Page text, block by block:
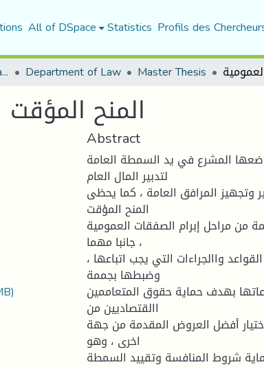
All of DSpace Statistics Profils des
Faculty of Law and Political Science Department of Law Master Thesis
المنح
Abstract
المشرع في يد السمطة العامة
لتدبير المال العام
وتجهيز المرافق العامة ، كما يحظى
المنح المؤقت
من مراحل إبرام الصفقات العمومية
جانبا مهما ،
واالجراءات التي يجب اتباعها ،
وضبطها بجممة
بهدف حماية حقوق المتعاممين
االقتصاديين من
أفضل العروض المقدمة من جهة
اخرى ، وهو
شروط المنافسة وتقييد السمطة